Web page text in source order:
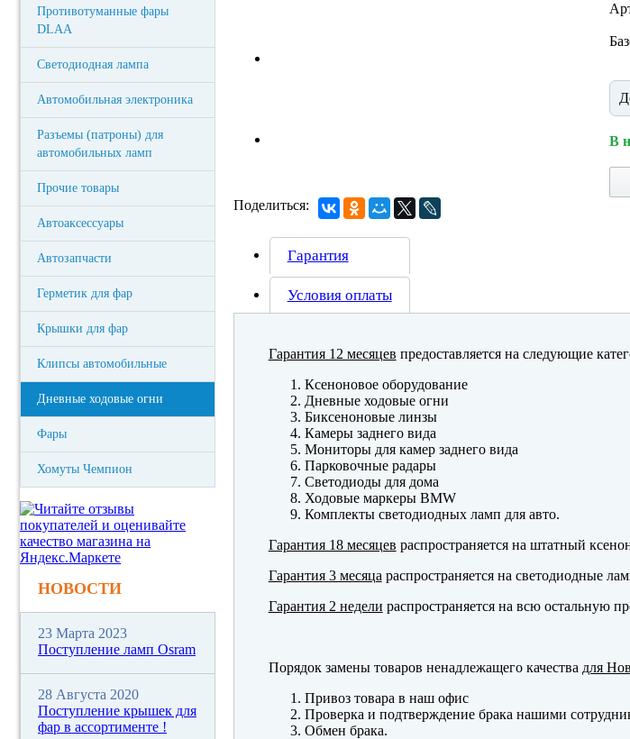
Противотуманные фары
DLAA
Светодиодная лампа
Автомобильная электроника
Разъемы (патроны) для
автомобильных ламп
Прочие товары
Автоаксессуары
Автозапчасти
Герметик для фар
Крышки для фар
Клипсы автомобильные
Дневные ходовые огни
Фары
Хомуты Чемпион
В
Поделиться:
Гарантия
Условия оплаты
Гарантия 12 месяцев предоставляется на следующие
Ксеноновое оборудование
Дневные ходовые огни
Биксеноновые линзы
Камеры заднего вида
Мониторы для камер заднего вида
Парковочные радары
Светодиоды для дома
Ходовые маркеры BMW
Комплекты светодиодных ламп для авто.
Гарантия 18 месяцев распространяется на штатный
Гарантия 3 месяца распространяется на светодиодные
Гарантия 2 недели распространяется на всю остальную
Порядок замены товаров ненадлежащего качества для
Привоз товара в наш офис
Проверка и подтверждение брака нашими
Обмен брака.
НОВОСТИ
23 Марта 2023
Поступление ламп Osram
28 Августа 2020
Поступление крышек для
фар в ассортименте !